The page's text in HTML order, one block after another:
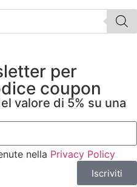
per
coupon
valore di 5% su una
nella Privacy Policy
Iscriviti